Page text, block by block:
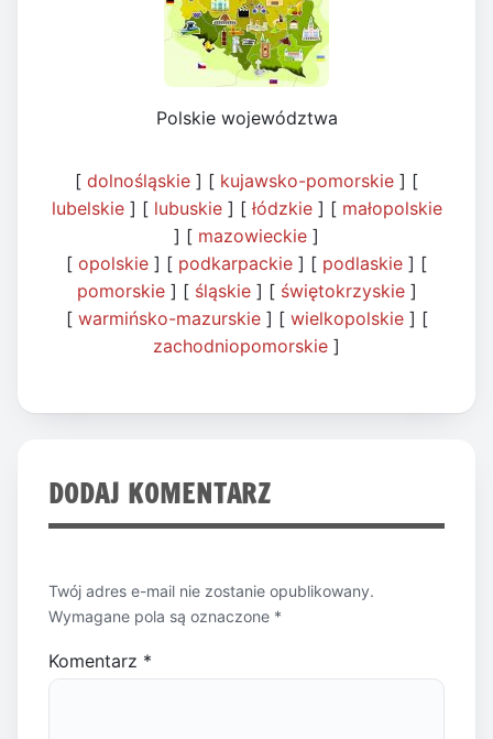
Polskie województwa
[ dolnośląskie ] [ kujawsko-pomorskie ] [
lubelskie] [ lubuskie] [ łódzkie] [ małopolskie
] [ mazowieckie ]
[ opolskie ] [ podkarpackie ] [ podlaskie ] [
pomorskie] [ śląskie] [ świętokrzyskie]
[ warmińsko-mazurskie] [ wielkopolskie] [
zachodniopomorskie ]
DODAJ KOMENTARZ
Twój adres e-mail nie zostanie opublikowany.
Wymagane pola są oznaczone *
Komentarz *